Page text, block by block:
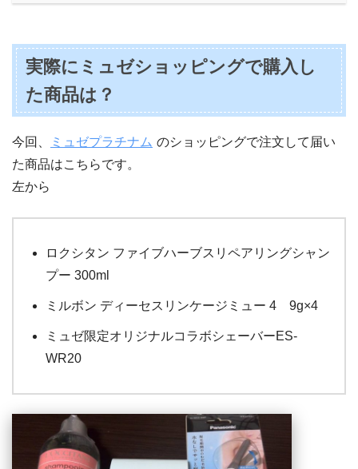
実際にミュゼショッピングで購入し
た商品は？
今回、 ミュゼプラチナム のショッピングで注文して届い
た商品はこちらです。
左から
ロクシタン ファイブハーブスリペアリングシャン
プー 300ml
ミルボン ディーセスリンケージミュー 4 9g×4
ミュゼ限定オリジナルコラボシェーバーES-
WR20